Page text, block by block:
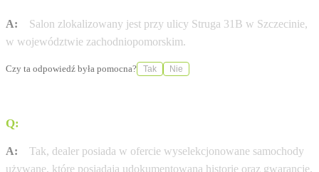
A:
Salon zlokalizowany jest przy ulicy Struga 31B w Szczecinie,
w województwie zachodniopomorskim.
Czy ta odpowiedź była pomocna? Tak Nie
Q:
A:
Tak, dealer posiada w ofercie wyselekcjonowane samochody
używane, które posiadają udokumentowaną historię oraz gwarancję.